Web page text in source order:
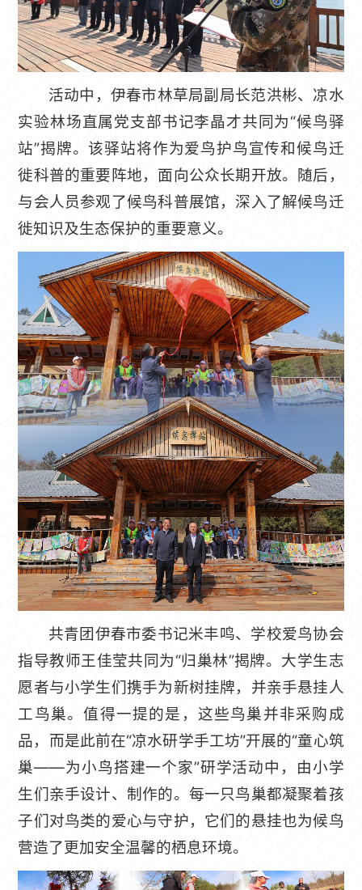
活动中，伊春市林草局副局长范洪彬、凉水
实验林场直属党支部书记李晶才共同为“候鸟驿
站”揭牌。该驿站将作为爱鸟护鸟宣传和候鸟迁
徙科普的重要阵地，面向公众长期开放。随后，
与会人员参观了候鸟科普展馆，深入了解候鸟迁
徙知识及生态保护的重要意义。
共青团伊春市委书记米丰鸣、学校爱鸟协会
指导教师王佳莹共同为“归巢林”揭牌。大学生志
愿者与小学生们携手为新树挂牌，并亲手悬挂人
工鸟巢。值得一提的是，这些鸟巢并非采购成
品，而是此前在“凉水研学手工坊”开展的“童心筑
巢——为小鸟搭建一个家”研学活动中，由小学
生们亲手设计、制作的。每一只鸟巢都凝聚着孩
子们对鸟类的爱心与守护，它们的悬挂也为候鸟
营造了更加安全温馨的栖息环境。